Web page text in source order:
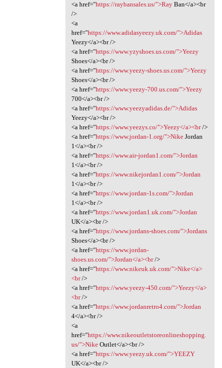
<a href="https://raybansales.us/">RayBan</a><br
/>
<a
href="https://www.adidasyeezy.uk.com/">Adidas
Yeezy</a><br />
<a href="https://www.yzyshoes.us.com/">Yeezy
Shoes</a><br />
<a href="https://www.yeezy-shoes.us.com/">Yeezy
Shoes</a><br />
<a href="https://www.yeezy-700.us.com/">Yeezy
700</a><br />
<a href="https://www.yeezyadidas.de/">Adidas
Yeezy</a><br />
<a href="https://www.yeezys.co/">Yeezy</a><br/>
<a href="https://www.jordan-1.org/">NikeJordan
1</a><br />
<a href="https://www.air-jordan1.com/">Jordan
1</a><br />
<a href="https://www.nikejordan1.com/">Jordan
1</a><br />
<a href="https://www.jordan-1s.com/">Jordan
1</a><br />
<a href="https://www.jordan1.uk.com/">Jordan
UK</a><br />
<a href="https://www.jordans-shoes.com/">Jordans
Shoes</a><br />
<a href="https://www.jordan-
shoes.us.com/">Jordan</a><br/>
<a href="https://www.nikeuk.uk.com/">Nike</a>
<br/>
<a href="https://www.yeezy-450.com/">Yeezy</a>
<br/>
<a href="https://www.jordanretro4.com/">Jordan
4</a><br />
<a
href="https://www.nikeoutletstoreonlineshopping.
us/">NikeOutlet</a><br />
<a href="https://www.yeezy.uk.com/">YEEZY
UK</a><br />